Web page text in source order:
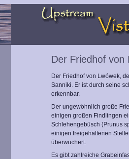
Der Friedhof von
Der Friedhof von Lwówek,
Sanniki. Er ist durch seine
erkennbar.
Der ungewöhnlich große
einigen großen Findlingen
Schlehengebüsch (Prunus
einigen freigehaltenen
überwuchert.
Es gibt zahlreiche